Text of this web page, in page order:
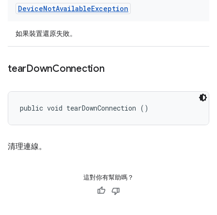
DeviceNotAvailableException
如果裝置還原失敗。
tearDownConnection
public void tearDownConnection ()
清理連線。
這對你有幫助嗎？